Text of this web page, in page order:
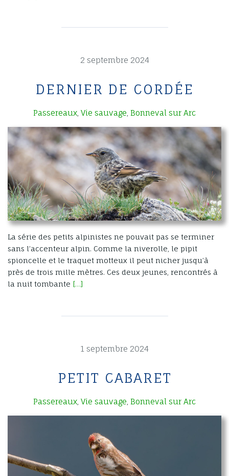
2 septembre 2024
DERNIER DE CORDÉE
Passereaux Vie sauvage Bonneval sur Arc
La série des petits alpinistes ne pouvait pas se terminer
sans l’accenteur alpin. Comme la niverolle, le pipit
spioncelle et le traquet motteux il peut nicher jusqu’à
près de trois mille mètres. Ces deux jeunes, rencontrés à
la nuit tombante […]
1 septembre 2024
PETIT CABARET
Passereaux Vie sauvage Bonneval sur Arc